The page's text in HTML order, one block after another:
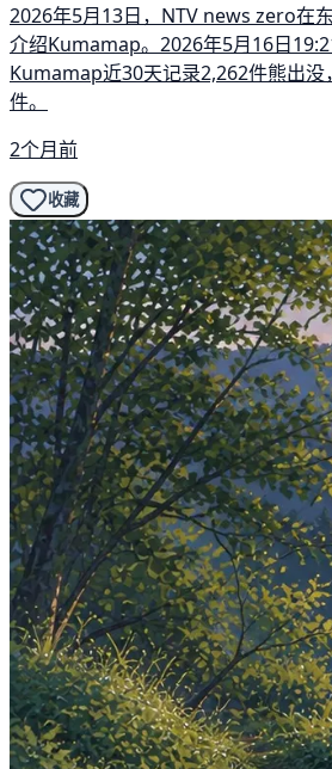
2026年5月13日，NTV news zero在
介绍Kumamap。2026年5月16日
Kumamap近30天记录2,262件熊出
件。
2个月前
收藏